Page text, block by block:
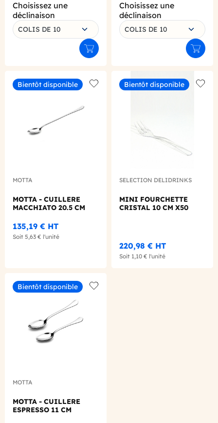
Choisissez une
déclinaison
COLIS DE 10
Ajouter au panier
Choisissez une
déclinaison
COLIS DE 10
Bientôt disponible
Add to wishlist
MOTTA
MOTTA - CUILLERE
MACCHIATO 20.5 CM
135,19 € HT
Soit 5,63 € l'unité
Bientôt disponible
SELECTION DELIDRINKS
MINI FOURCHETTE
CRISTAL 10 CM X50
220,98 € HT
Soit 1,10 € l'unité
Bientôt disponible
MOTTA
MOTTA - CUILLERE
ESPRESSO 11 CM